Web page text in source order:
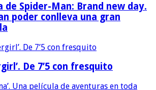
de Spider-Man: Brand new day.
poder conlleva una gran
De 7’5 con fresquito